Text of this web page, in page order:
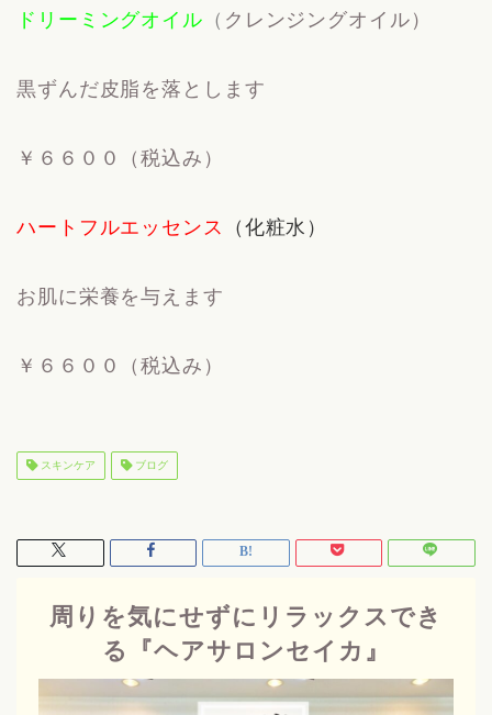
ドリーミングオイル （ クレンジングオイル）
黒ずんだ皮脂を落とします
￥６６００（税込み）
ハートフルエッセンス （化粧水）
お肌に栄養を与えます
￥６６００（税込み）
スキンケア ブログ
周りを気にせずにリラックスでき
る『ヘアサロンセイカ』